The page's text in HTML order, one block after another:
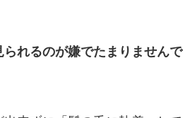
れるのが嫌でたまりませんで